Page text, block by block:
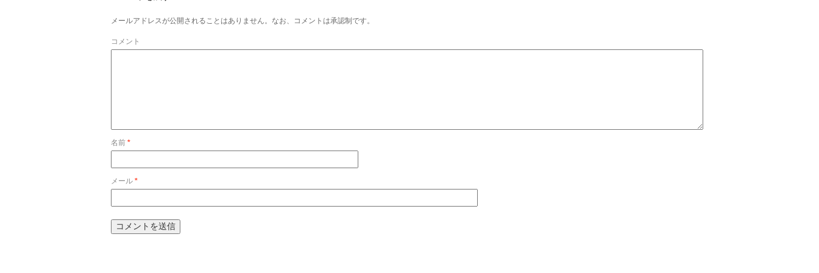
メールアドレスが公開されることはありません。なお、コメントは承認制です。
コメント
名前 *
メール *